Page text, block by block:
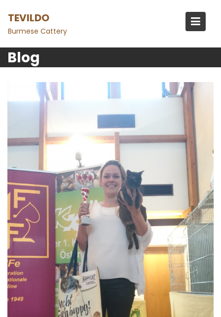
content
TEVILDO
Burmese Cattery
Blog